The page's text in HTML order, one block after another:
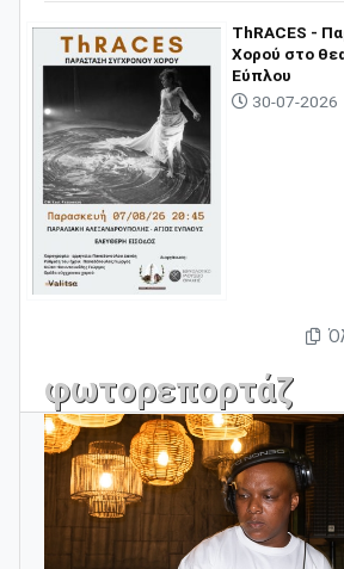
ThRACES -
Χορού στο
Εύπλου
30-07-2026
φωτορεπορτάζ